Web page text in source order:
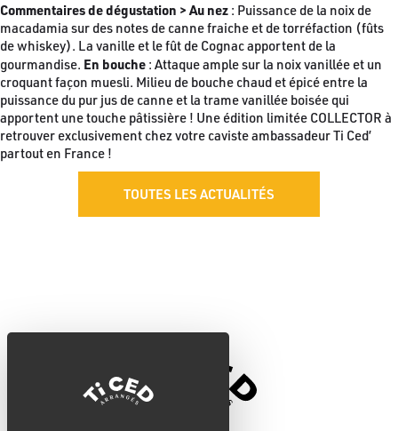
Commentaires de dégustation > Au nez : Puissance de la noix de
macadamia sur des notes de canne fraiche et de torréfaction (fûts
de whiskey). La vanille et le fût de Cognac apportent de la
gourmandise. En bouche : Attaque ample sur la noix vanillée et un
croquant façon muesli. Milieu de bouche chaud et épicé entre la
puissance du pur jus de canne et la trame vanillée boisée qui
apportent une touche pâtissière ! Une édition limitée COLLECTOR à
retrouver exclusivement chez votre caviste ambassadeur Ti Ced’
partout en France !
TOUTES LES ACTUALITÉS